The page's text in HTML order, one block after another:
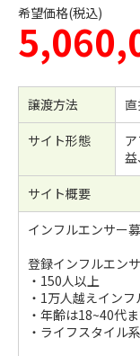
希望価格(税込)
譲渡方法
サイト形態
サイト概要
インフルエンサー
登録インフルエンサ
・150人以上
・1万人越えイン
・年齢は18~40代
・ライフスタイル